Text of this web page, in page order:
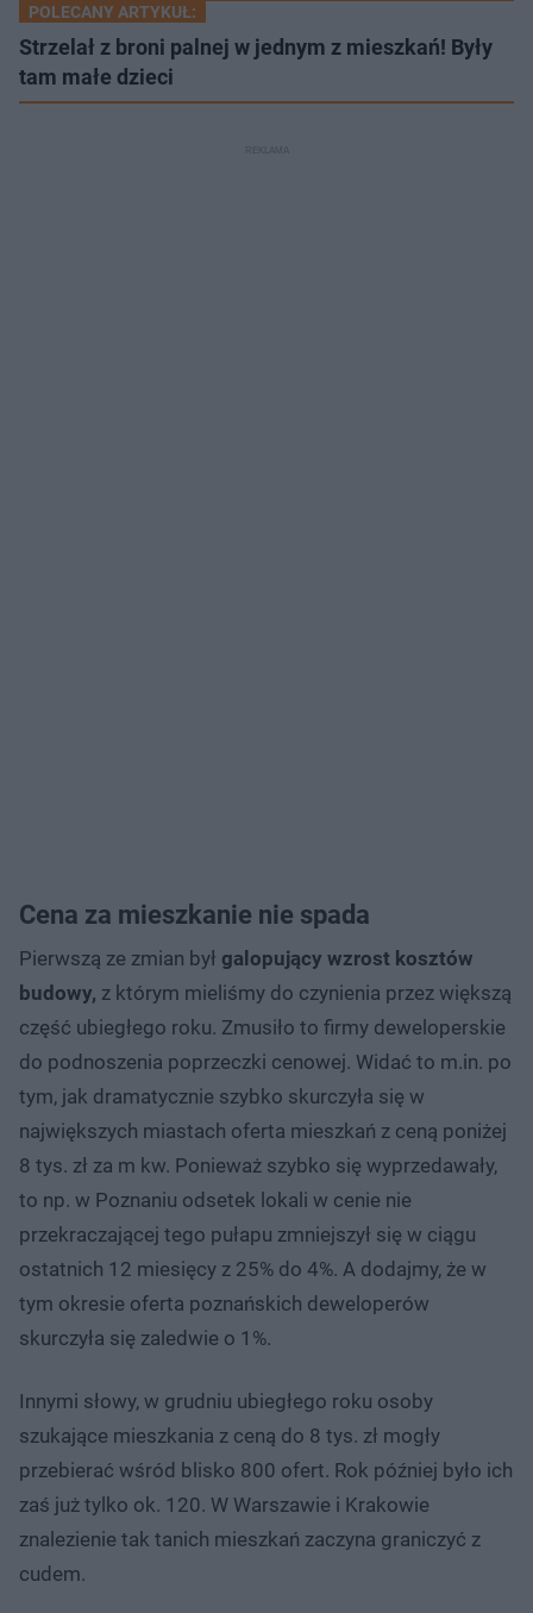
POLECANY ARTYKUŁ:
Strzelał z broni palnej w jednym z mieszkań! Były
tam małe dzieci
Cena za mieszkanie nie spada
Pierwszą ze zmian był galopujący wzrost kosztów
budowy, z którym mieliśmy do czynienia przez większą
część ubiegłego roku. Zmusiło to firmy deweloperskie
do podnoszenia poprzeczki cenowej. Widać to m.in. po
tym, jak dramatycznie szybko skurczyła się w
największych miastach oferta mieszkań z ceną poniżej
8 tys. zł za m kw. Ponieważ szybko się wyprzedawały,
to np. w Poznaniu odsetek lokali w cenie nie
przekraczającej tego pułapu zmniejszył się w ciągu
ostatnich 12 miesięcy z 25% do 4%. A dodajmy, że w
tym okresie oferta poznańskich deweloperów
skurczyła się zaledwie o 1%.
Innymi słowy, w grudniu ubiegłego roku osoby
szukające mieszkania z ceną do 8 tys. zł mogły
przebierać wśród blisko 800 ofert. Rok później było ich
zaś już tylko ok. 120. W Warszawie i Krakowie
znalezienie tak tanich mieszkań zaczyna graniczyć z
cudem.